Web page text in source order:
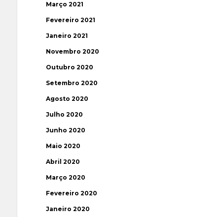
Março 2021
Fevereiro 2021
Janeiro 2021
Novembro 2020
Outubro 2020
Setembro 2020
Agosto 2020
Julho 2020
Junho 2020
Maio 2020
Abril 2020
Março 2020
Fevereiro 2020
Janeiro 2020